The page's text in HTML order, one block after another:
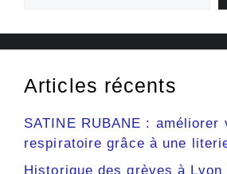
Articles récents
SATINE RUBANE : améliorer
respiratoire grâce à une
Historique des grèves à Lyon